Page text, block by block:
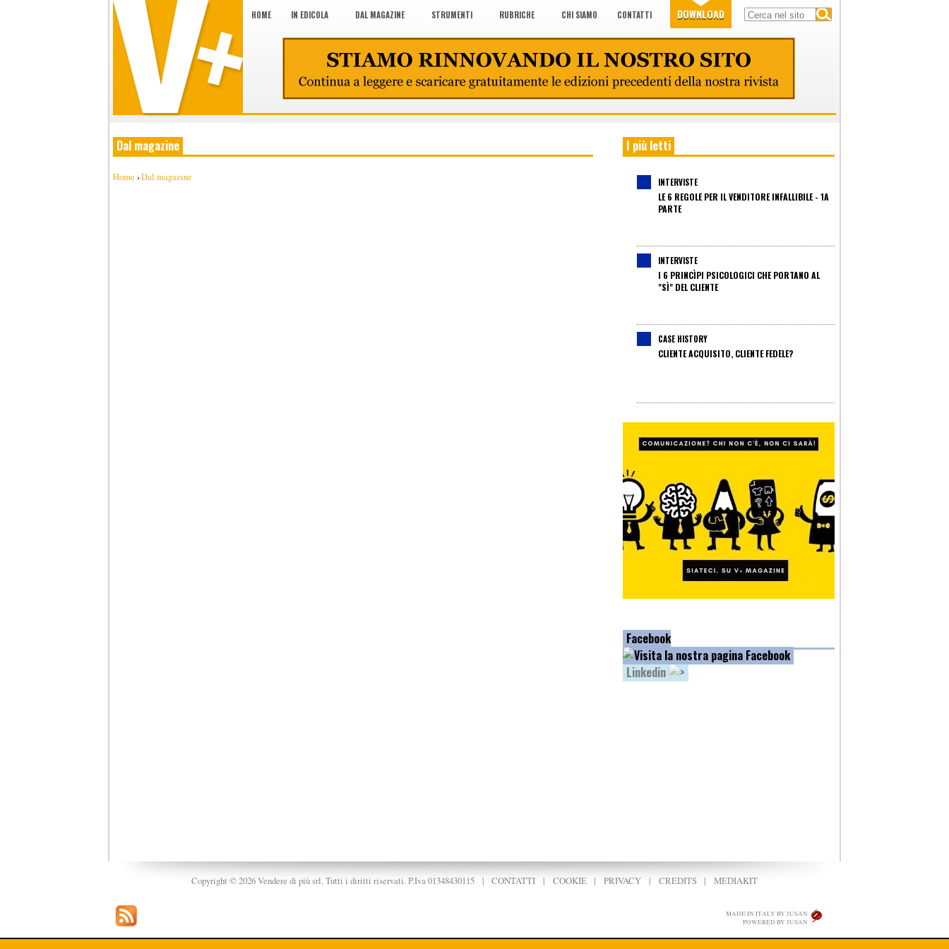
HOME IN EDICOLA DAL MAGAZINE STRUMENTI RUBRICHE CHI SIAMO CONTATTI DOWNLOAD
Dal magazine
Home ›Dal magazine
I più letti
INTERVISTE
LE 6 REGOLE PER IL VENDITORE INFALLIBILE - 1A
PARTE
INTERVISTE
I 6 PRINCÌPI PSICOLOGICI CHE PORTANO AL
"SÌ" DEL CLIENTE
CASE HISTORY
CLIENTE ACQUISITO, CLIENTE FEDELE?
Facebook
Linkedin
Copyright © 2026 Vendere di più srl. Tutti i diritti riservati. P.Iva 01348430115 |CONTATTI | COOKIE|PRIVACY | CREDITS| MEDIAKIT
MADE IN ITALY BY JUSAN
POWERED BY JUSAN